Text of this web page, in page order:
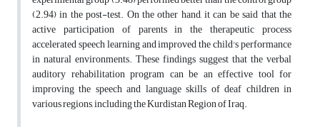
(2.94) in the post-test. On the other hand, it can be said that the
active participation of parents in the therapeutic process
accelerated speech learning and improved the child's performance
in natural environments. These findings suggest that the verbal
auditory rehabilitation program can be an effective tool for
improving the speech and language skills of deaf children in
various regions, including the Kurdistan Region of Iraq.